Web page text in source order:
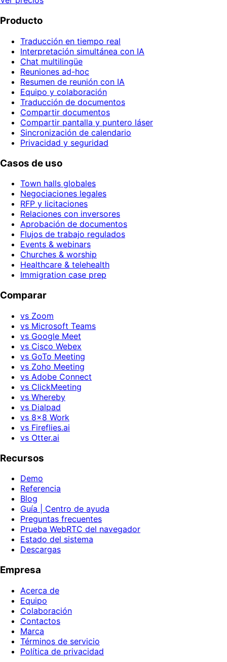
Producto
Traducción en tiempo real
Interpretación simultánea con IA
Chat multilingüe
Reuniones ad-hoc
Resumen de reunión con IA
Equipo y colaboración
Traducción de documentos
Compartir documentos
Compartir pantalla y puntero láser
Sincronización de calendario
Privacidad y seguridad
Casos de uso
Town halls globales
Negociaciones legales
RFP y licitaciones
Relaciones con inversores
Aprobación de documentos
Flujos de trabajo regulados
Events & webinars
Churches & worship
Healthcare & telehealth
Immigration case prep
Comparar
vs Zoom
vs Microsoft Teams
vs Google Meet
vs Cisco Webex
vs GoTo Meeting
vs Zoho Meeting
vs Adobe Connect
vs ClickMeeting
vs Whereby
vs Dialpad
vs 8x8 Work
vs Fireflies.ai
vs Otter.ai
Recursos
Demo
Referencia
Blog
Guía | Centro de ayuda
Preguntas frecuentes
Prueba WebRTC del navegador
Estado del sistema
Descargas
Empresa
Acerca de
Equipo
Colaboración
Contactos
Marca
Términos de servicio
Política de privacidad